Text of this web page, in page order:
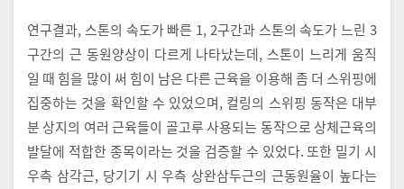
연구결과, 스톤의 속도가 빠른 1, 2구간과 스톤의 속도가 느린 3
구간의 근 동원양상이 다르게 나타났는데, 스톤이 느리게 움직
일 때 힘을 많이 써 힘이 남은 다른 근육을 이용해 좀 더 스위핑에
집중하는 것을 확인할 수 있었으며, 컬링의 스위핑 동작은 대부
분 상지의 여러 근육들이 골고루 사용되는 동작으로 상체근육의
발달에 적합한 종목이라는 것을 검증할 수 있었다. 또한 밀기 시
우측 삼각근, 당기기 시 우측 상완삼두근의 근동원율이 높다는